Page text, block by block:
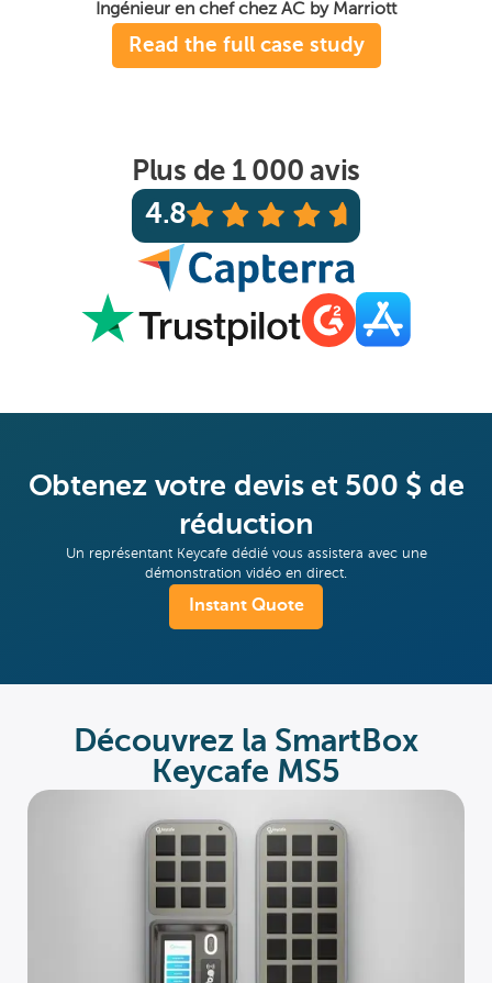
Ingénieur en chef chez AC by Marriott
Read the full case study
Plus de 1 000 avis
4.8
Obtenez votre devis et 500 $ de
réduction
Un représentant Keycafe dédié vous assistera avec une
démonstration vidéo en direct.
Instant Quote
Découvrez la SmartBox
Keycafe MS5